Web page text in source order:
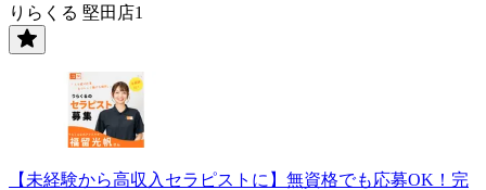
りらくる 堅田店1
【未経験から高収入セラピストに】無資格でも応募OK！完